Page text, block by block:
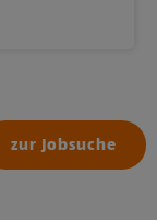
zur Jobsuche